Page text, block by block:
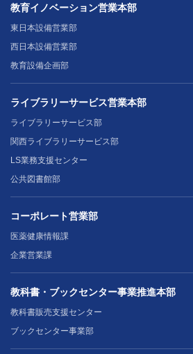
教育イノベーション営業本部
東日本設備営業部
西日本設備営業部
教育設備企画部
ライブラリーサービス営業本部
ライブラリーサービス部
関西ライブラリーサービス部
LS業務支援センター
公共図書館部
コーポレート営業部
医薬健康情報課
企業営業課
教科書・ブックセンター事業推進本部
教科書販売支援センター
ブックセンター事業部